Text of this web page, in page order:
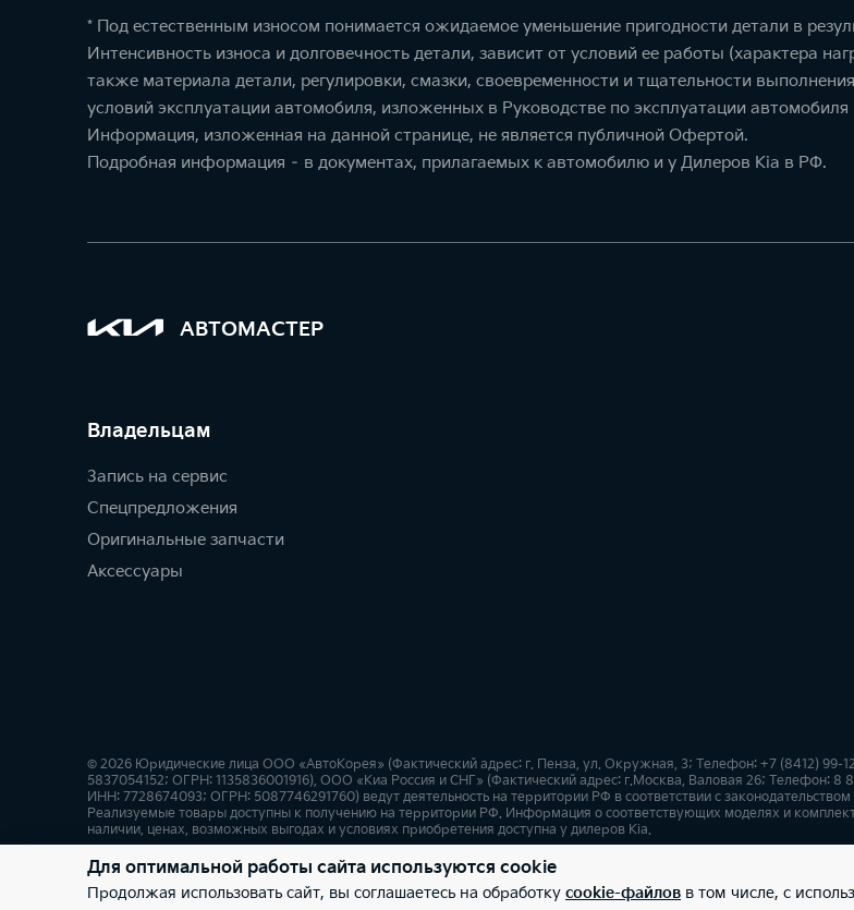
* Под естественным износом понимается ожидаемое уменьшение пригодности детали в
Интенсивность износа и долговечность детали, зависит от условий ее работы (характера
также материала детали, регулировки, смазки, своевременности и тщательности
условий эксплуатации автомобиля, изложенных в Руководстве по эксплуатации автомобиля
Информация, изложенная на данной странице, не является публичной Офертой.
Подробная информация – в документах, прилагаемых к автомобилю и у Дилеров Kia в РФ.
АВТОМАСТЕР
Владельцам
Запись на сервис
Спецпредложения
Оригинальные запчасти
Аксессуары
© 2026 Юридические лица ООО «АвтоКорея» (Фактический адрес: г. Пенза, ул. Окружная, 3; Телефон: +7 (8412) 99-
5837054152; ОГРН: 1135836001916), ООО «Киа Россия и СНГ» (Фактический адрес: г.Москва, Валовая 26; Телефон: 8
ИНН: 7728674093; ОГРН: 5087746291760) ведут деятельность на территории РФ в соответствии с
Реализуемые товары доступны к получению на территории РФ. Информация о соответствующих моделях и
наличии, ценах, возможных выгодах и условиях приобретения доступна у дилеров Kia.
Правовая информация Обработка персональных данных Карта сайта
Для оптимальной работы сайта используются cookie
Продолжая использовать сайт, вы соглашаетесь на обработку cookie-файлов в том числе, с